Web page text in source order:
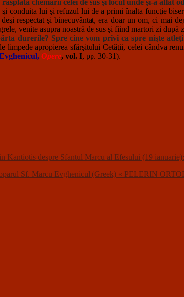
chemării celei de sus şi locul unde şi-a aflat
conduita lui şi refuzul lui de a primi înalta funcţie
respectat şi binecuvântat, era doar un om, ci mai
venite asupra noastră de sus şi fiind martori zi după
durerile? Spre cine vom privi ca spre nişte
limpede apropierea sfârşitului Cetăţii, celei cândva
Opere, vol. I, pp. 30-31).
Kantiotis despre Sfantul Marcu al Efesului (19
Sf. Marcu Evghenicul (Greek) « PELERIN